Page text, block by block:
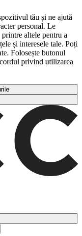
tău și ne ajută
personal. Le
altele pentru a
și interesele tale. Poți
Folosește butonul
privind utilizarea